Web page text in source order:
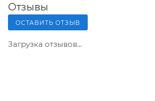
Отзывы
ОСТАВИТЬ ОТЗЫВ
Загрузка отзывов...